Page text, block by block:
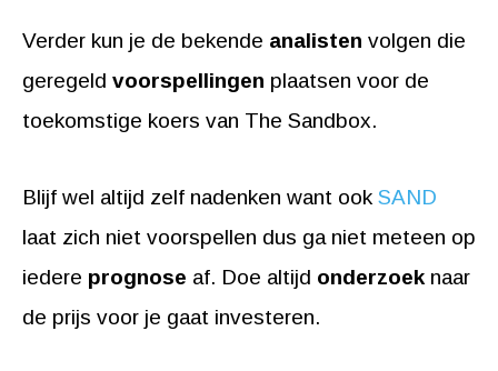
Verder kun je de bekende analisten volgen die
geregeld voorspellingen plaatsen voor de
toekomstige koers van The Sandbox.
Blijf wel altijd zelf nadenken want ook SAND
laat zich niet voorspellen dus ga niet meteen op
iedere prognose af. Doe altijd onderzoek naar
de prijs voor je gaat investeren.